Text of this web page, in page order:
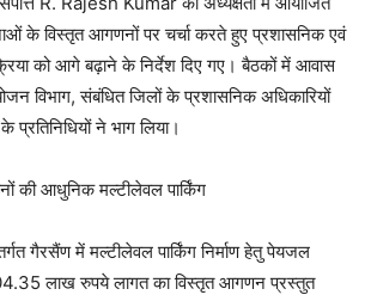
के विस्तृत आगणनों पर चर्चा करते हुए प्रशासनिक एवं
को आगे बढ़ाने के निर्देश दिए गए। बैठकों में आवास
विभाग, संबंधित जिलों के प्रशासनिक अधिकारियों
प्रतिनिधियों ने भाग लिया।
की आधुनिक मल्टीलेवल पार्किंग
गैरसैंण में मल्टीलेवल पार्किंग निर्माण हेतु पेयजल
लाख रुपये लागत का विस्तृत आगणन प्रस्तुत